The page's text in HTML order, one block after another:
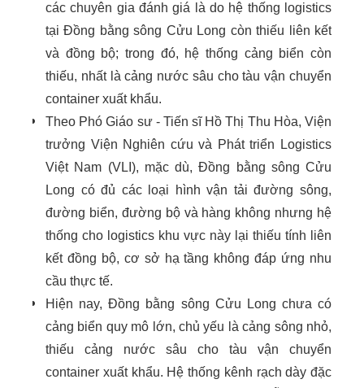
các chuyên gia đánh giá là do hệ thống logistics
tại Đồng bằng sông Cửu Long còn thiếu liên kết
và đồng bộ; trong đó, hệ thống cảng biển còn
thiếu, nhất là cảng nước sâu cho tàu vận chuyển
container xuất khẩu.
Theo Phó Giáo sư - Tiến sĩ Hồ Thị Thu Hòa, Viện
trưởng Viện Nghiên cứu và Phát triển Logistics
Việt Nam (VLI), mặc dù, Đồng bằng sông Cửu
Long có đủ các loại hình vận tải đường sông,
đường biển, đường bộ và hàng không nhưng hệ
thống cho logistics khu vực này lại thiếu tính liên
kết đồng bộ, cơ sở hạ tầng không đáp ứng nhu
cầu thực tế.
Hiện nay, Đồng bằng sông Cửu Long chưa có
cảng biển quy mô lớn, chủ yếu là cảng sông nhỏ,
thiếu cảng nước sâu cho tàu vận chuyển
container xuất khẩu. Hệ thống kênh rạch dày đặc